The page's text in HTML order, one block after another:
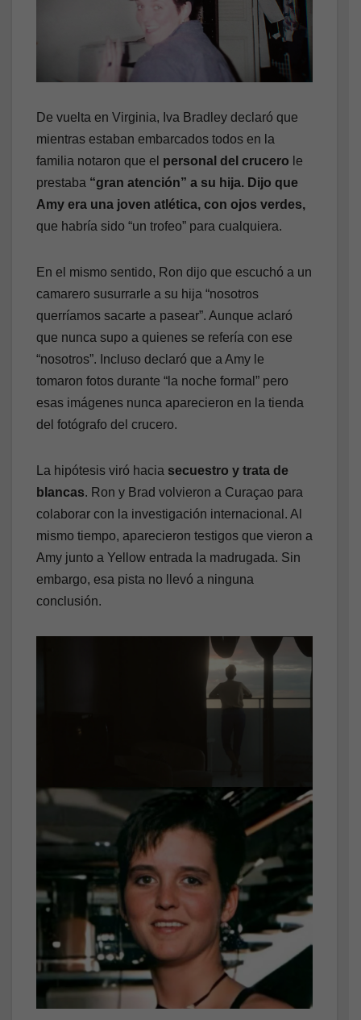
De vuelta en Virginia, Iva Bradley declaró que
mientras estaban embarcados todos en la
familia notaron que el personal del crucero le
prestaba “gran atención” a su hija. Dijo que
Amy era una joven atlética, con ojos verdes,
que habría sido “un trofeo” para cualquiera.
En el mismo sentido, Ron dijo que escuchó a un
camarero susurrarle a su hija “nosotros
querríamos sacarte a pasear”. Aunque aclaró
que nunca supo a quienes se refería con ese
“nosotros”. Incluso declaró que a Amy le
tomaron fotos durante “la noche formal” pero
esas imágenes nunca aparecieron en la tienda
del fotógrafo del crucero.
La hipótesis viró hacia secuestro y trata de
blancas. Ron y Brad volvieron a Curaçao para
colaborar con la investigación internacional. Al
mismo tiempo, aparecieron testigos que vieron a
Amy junto a Yellow entrada la madrugada. Sin
embargo, esa pista no llevó a ninguna
conclusión.